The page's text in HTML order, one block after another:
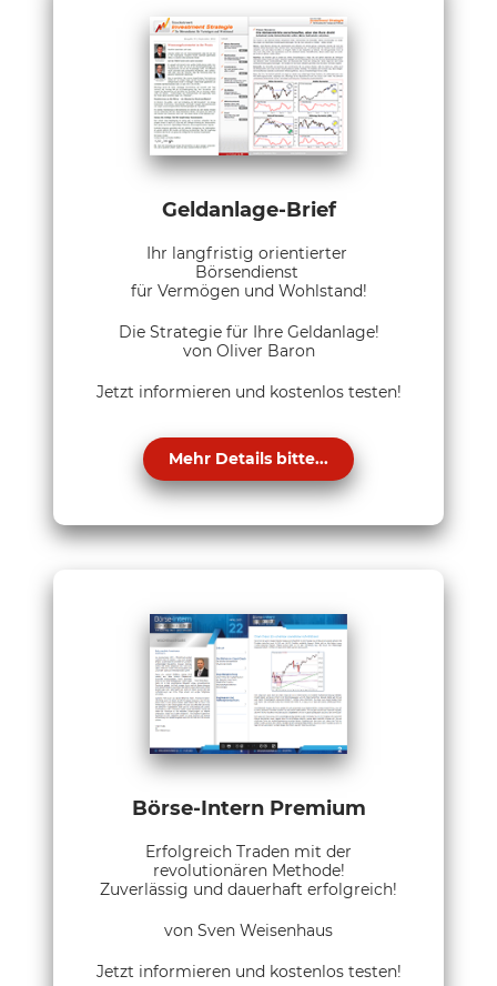
Geldanlage-Brief
Ihr langfristig orientierter
Börsendienst
für Vermögen und Wohlstand!
Die Strategie für Ihre Geldanlage!
von Oliver Baron
Jetzt informieren und kostenlos testen!
Mehr Details bitte...
Börse-Intern Premium
Erfolgreich Traden mit der
revolutionären Methode!
Zuverlässig und dauerhaft erfolgreich!
von Sven Weisenhaus
Jetzt informieren und kostenlos testen!